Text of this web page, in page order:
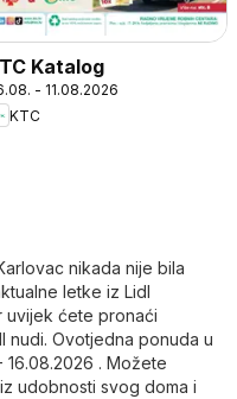
Katalog
- 11.08.2026
KTC
nikada nije bila
letke iz Lidl
uvijek ćete pronaći
Ovotjedna ponuda u
. Možete
udobnosti svog doma i